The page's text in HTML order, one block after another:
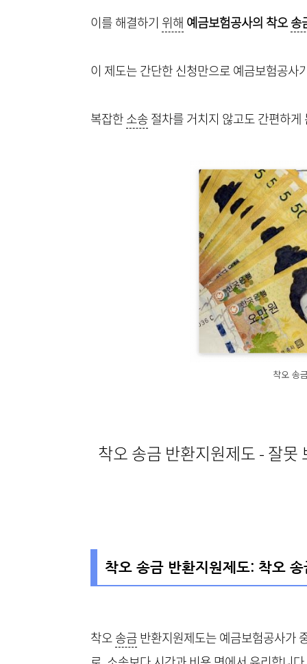
이를 해결하기 위해 예금보험공사의 착오송
이 제도는 간단한 신청만으로 예금보험공
복잡한소송절차를 거치지 않고도 간편하
착오 송
착오 송금 반환지원제도 - 잘
착오 송금 반환지원제도: 착오
착오송금반환지원제도는 예금보험공사가